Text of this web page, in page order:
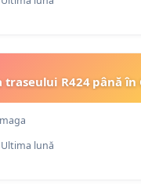
traseului R424 până în
lună